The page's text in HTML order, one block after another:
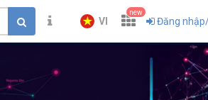
VI
new
Đăng